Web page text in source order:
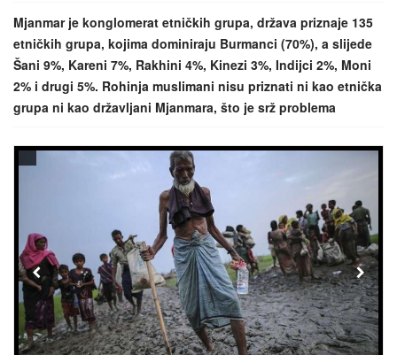
i
g
a
t
i
n
i
g
a
t
n
Mjanmar je konglomerat etničkih grupa, država priznaje 135
etničkih grupa, kojima dominiraju Burmanci (70%), a slijede
Šani 9%, Kareni 7%, Rakhini 4%, Kinezi 3%, Indijci 2%, Moni
2% i drugi 5%. Rohinja muslimani nisu priznati ni kao etnička
grupa ni kao državljani Mjanmara, što je srž problema